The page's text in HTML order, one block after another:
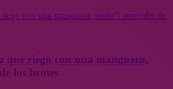
con una manguera, profe”: aprender de
que riego con una manguera,
los brotes